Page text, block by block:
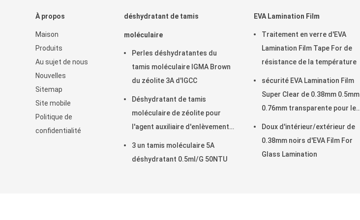
À propos
Maison
Produits
Au sujet de nous
Nouvelles
Sitemap
Site mobile
Politique de
confidentialité
déshydratant de tamis
moléculaire
Perles déshydratantes du
tamis moléculaire IGMA Brown
du zéolite 3A d'IGCC
Déshydratant de tamis
moléculaire de zéolite pour
l'agent auxiliaire d'enlèvement
3 un tamis moléculaire 5A
déshydratant 0.5ml/G 50NTU
EVA Lamination Film
Traitement en verre d'EVA
Lamination Film Tape For de
résistance de la température
sécurité EVA Lamination Film
Super Clear de 0.38mm 0.5mm
0.76mm transparente pour le
Doux d'intérieur/extérieur de
0.38mm noirs d'EVA Film For
Glass Lamination